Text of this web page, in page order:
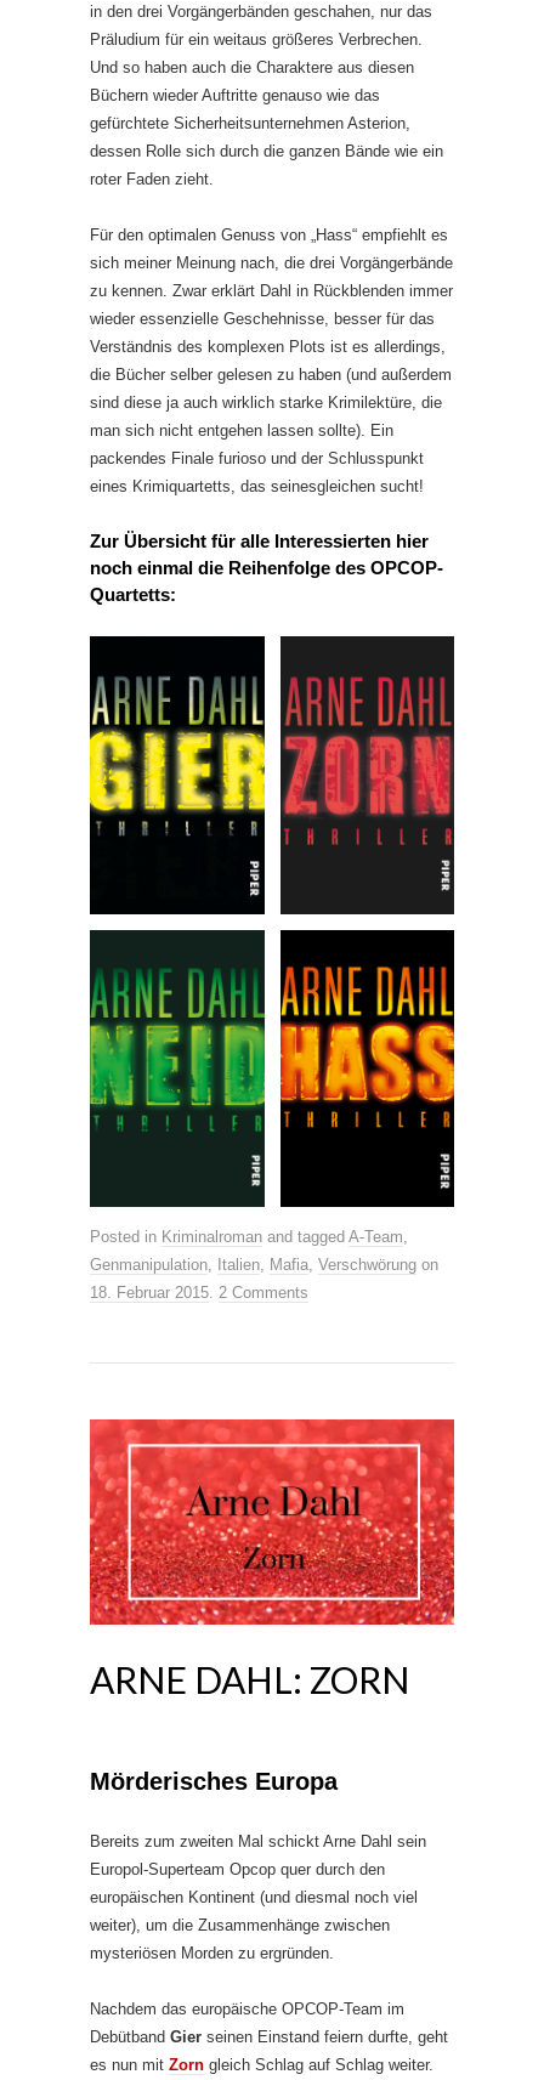
in den drei Vorgängerbänden geschahen, nur das
Präludium für ein weitaus größeres Verbrechen.
Und so haben auch die Charaktere aus diesen
Büchern wieder Auftritte genauso wie das
gefürchtete Sicherheitsunternehmen Asterion,
dessen Rolle sich durch die ganzen Bände wie ein
roter Faden zieht.
Für den optimalen Genuss von „Hass“ empfiehlt es
sich meiner Meinung nach, die drei Vorgängerbände
zu kennen. Zwar erklärt Dahl in Rückblenden immer
wieder essenzielle Geschehnisse, besser für das
Verständnis des komplexen Plots ist es allerdings,
die Bücher selber gelesen zu haben (und außerdem
sind diese ja auch wirklich starke Krimilektüre, die
man sich nicht entgehen lassen sollte). Ein
packendes Finale furioso und der Schlusspunkt
eines Krimiquartetts, das seinesgleichen sucht!
Zur Übersicht für alle Interessierten hier
noch einmal die Reihenfolge des OPCOP-
Quartetts:
Posted in Kriminalroman and tagged A-Team,
Genmanipulation, Italien, Mafia, Verschwörung on
18. Februar 2015. 2 Comments
ARNE DAHL: ZORN
Mörderisches Europa
Bereits zum zweiten Mal schickt Arne Dahl sein
Europol-Superteam Opcop quer durch den
europäischen Kontinent (und diesmal noch viel
weiter), um die Zusammenhänge zwischen
mysteriösen Morden zu ergründen.
Nachdem das europäische OPCOP-Team im
Debütband Gier seinen Einstand feiern durfte, geht
es nun mit Zorn gleich Schlag auf Schlag weiter.